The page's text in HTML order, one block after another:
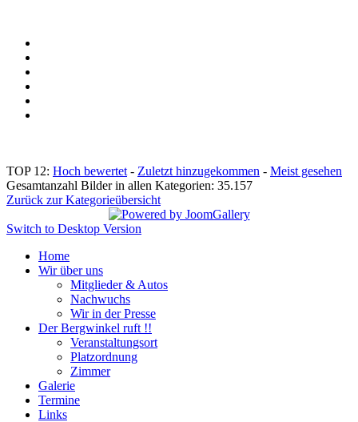
TOP 12: Hoch bewertet - Zuletzt hinzugekommen - Meist gesehen
Gesamtanzahl Bilder in allen Kategorien: 35.157
Zurück zur Kategorieübersicht
Switch to Desktop Version
Home
Wir über uns
Mitglieder & Autos
Nachwuchs
Wir in der Presse
Der Bergwinkel ruft !!
Veranstaltungsort
Platzordnung
Zimmer
Galerie
Termine
Links